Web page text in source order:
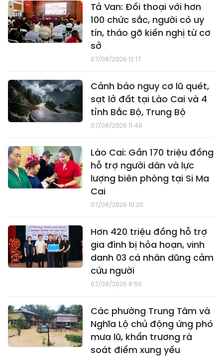
Tả Van: Đối thoại với hơn
100 chức sắc, người có uy
tín, tháo gỡ kiến nghị từ cơ
sở
07/08/2026 12:17
Cảnh báo nguy cơ lũ quét,
sạt lở đất tại Lào Cai và 4
tỉnh Bắc Bộ, Trung Bộ
07/08/2026 11:48
Lào Cai: Gần 170 triệu đồng
hỗ trợ người dân và lực
lượng biên phòng tại Si Ma
Cai
07/08/2026 10:20
Hơn 420 triệu đồng hỗ trợ
gia đình bị hỏa hoạn, vinh
danh 03 cá nhân dũng cảm
cứu người
07/08/2026 8:50
Các phường Trung Tâm và
Nghĩa Lộ chủ động ứng phó
mưa lũ, khẩn trương rà
soát điểm xung yếu